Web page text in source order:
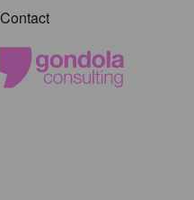
Contact